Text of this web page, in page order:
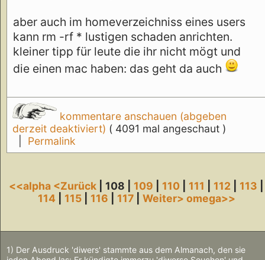
aber auch im homeverzeichniss eines users
kann rm -rf * lustigen schaden anrichten.
kleiner tipp für leute die ihr nicht mögt und
die einen mac haben: das geht da auch
kommentare anschauen (abgeben
derzeit deaktiviert) ( 4091 mal angeschaut )
Permalink
<<alpha <Zurück | 108 | 109 110 111 112 113
114
115| 116 117| Weiter> omega>>
1) Der Ausdruck 'diwers' stammte aus dem Almanach, den sie